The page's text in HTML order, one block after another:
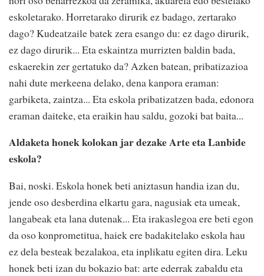
eskoletarako. Horretarako dirurik ez badago, zertarako
dago? Kudeatzaile batek zera esango du: ez dago dirurik,
ez dago dirurik... Eta eskaintza murrizten baldin bada,
eskaerekin zer gertatuko da? Azken batean, pribatizazioa
nahi dute merkeena delako, dena kanpora eraman:
garbiketa, zaintza... Eta eskola pribatizatzen bada, edonora
eraman daiteke, eta eraikin hau saldu, gozoki bat baita...
Aldaketa honek kolokan jar dezake Arte eta Lanbide
eskola?
Bai, noski. Eskola honek beti aniztasun handia izan du,
jende oso desberdina elkartu gara, nagusiak eta umeak,
langabeak eta lana dutenak... Eta irakaslegoa ere beti egon
da oso konprometitua, haiek ere badakitelako eskola hau
ez dela besteak bezalakoa, eta inplikatu egiten dira. Leku
honek beti izan du bokazio bat: arte ederrak zabaldu eta